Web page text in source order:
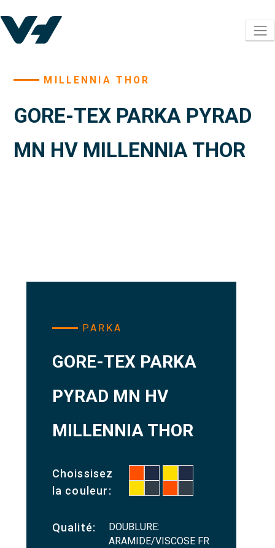
MILLENNIA THOR
GORE-TEX PARKA PYRAD
MN HV MILLENNIA THOR
PARKA
GORE-TEX PARKA
PYRAD MN HV
MILLENNIA THOR
Choissisez
la couleur:
Qualité:
DOUBLURE:
ARAMIDE/VISCOSE FR